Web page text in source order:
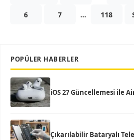
6 7 … 118
POPÜLER HABERLER
iOS 27 Güncellemesi ile
Çıkarılabilir Bataryalı